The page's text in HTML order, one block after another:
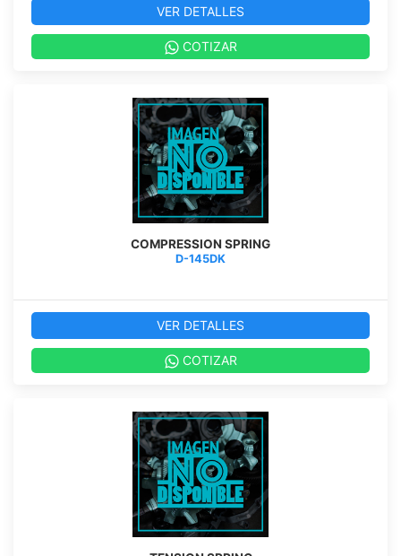
VER DETALLES
COTIZAR
COMPRESSION SPRING
D-145DK
VER DETALLES
COTIZAR